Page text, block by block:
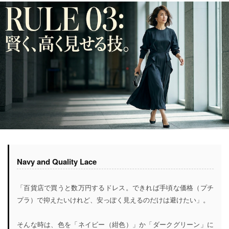
Navy and Quality Lace
「百貨店で買うと数万円するドレス。できれば手頃な価格（プチ
プラ）で抑えたいけれど、安っぽく見えるのだけは避けたい」。
そんな時は、色を「ネイビー（紺色）」か「ダークグリーン」に